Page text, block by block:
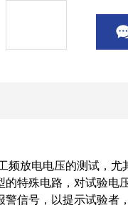
频放电电压的测试，
特殊电路，对试验
信号，以提示试验